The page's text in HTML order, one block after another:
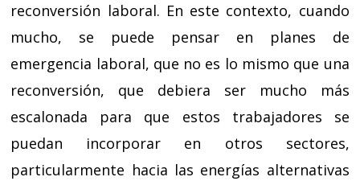
reconversión laboral. En este contexto, cuando
mucho, se puede pensar en planes de
emergencia laboral, que no es lo mismo que una
reconversión, que debiera ser mucho más
escalonada para que estos trabajadores se
puedan incorporar en otros sectores,
particularmente hacia las energías alternativas